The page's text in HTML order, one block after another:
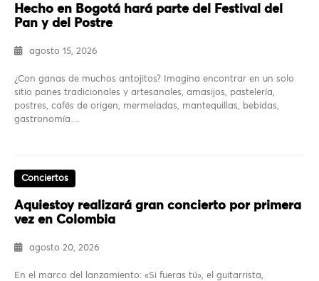
Hecho en Bogotá hará parte del Festival del
Pan y del Postre
agosto 15, 2026
¿Con ganas de muchos antojitos? Imagina encontrar en un solo
sitio panes tradicionales y artesanales, amasijos, pastelería,
postres, cafés de origen, mermeladas, mantequillas, bebidas,
gastronomía…
Conciertos
Aquiestoy realizará gran concierto por primera
vez en Colombia
agosto 20, 2026
En el marco del lanzamiento: «Si fueras tú», el guitarrista,